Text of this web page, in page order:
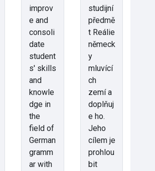
improv
e and
consoli
date
student
s' skills
and
knowle
dge in
the
field of
German
gramm
ar with
studijní
předmě
t Reálie
německ
y
mluvící
ch
zemí a
doplňuj
e ho.
Jeho
cílem je
prohlou
bit